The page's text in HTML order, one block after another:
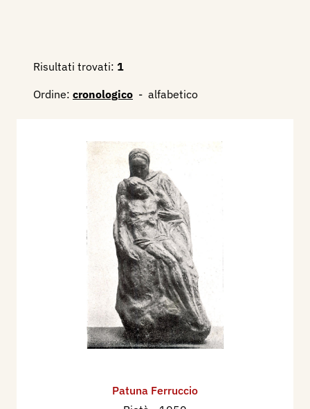
Risultati trovati: 1
Ordine: cronologico - alfabetico
Patuna Ferruccio